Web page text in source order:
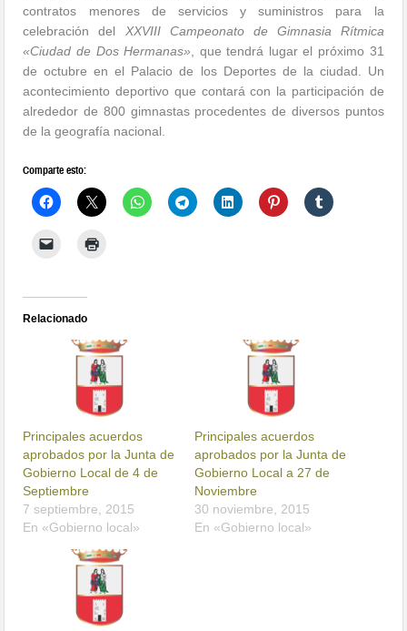
contratos menores de servicios y suministros para la
celebración del XXVIII Campeonato de Gimnasia Rítmica
«Ciudad de Dos Hermanas» , que tendrá lugar el próximo 31
de octubre en el Palacio de los Deportes de la ciudad. Un
acontecimiento deportivo que contará con la participación de
alrededor de 800 gimnastas procedentes de diversos puntos
de la geografía nacional.
Comparte esto:
Relacionado
Principales acuerdos
aprobados por la Junta de
Gobierno Local de 4 de
Septiembre
7 septiembre, 2015
En «Gobierno local»
Principales acuerdos
aprobados por la Junta de
Gobierno Local a 27 de
Noviembre
30 noviembre, 2015
En «Gobierno local»